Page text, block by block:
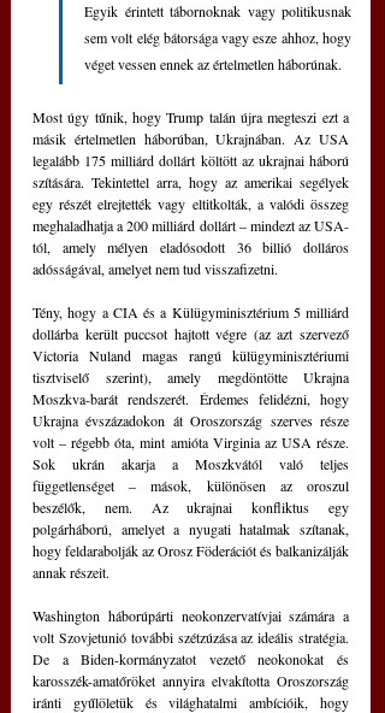
Egyik érintett tábornoknak vagy politikusnak
sem volt elég bátorsága vagy esze ahhoz, hogy
véget vessen ennek az értelmetlen háborúnak.
Most úgy tűnik, hogy Trump talán újra megteszi ezt a
másik értelmetlen háborúban, Ukrajnában. Az USA
legalább 175 milliárd dollárt költött az ukrajnai háború
szítására. Tekintettel arra, hogy az amerikai segélyek
egy részét elrejtették vagy eltitkolták, a valódi összeg
meghaladhatja a 200 milliárd dollárt – mindezt az USA-
tól, amely mélyen eladósodott 36 billió dolláros
adósságával, amelyet nem tud visszafizetni.
Tény, hogy a CIA és a Külügyminisztérium 5 milliárd
dollárba került puccsot hajtott végre (az azt szervező
Victoria Nuland magas rangú külügyminisztériumi
tisztviselő szerint), amely megdöntötte Ukrajna
Moszkva-barát rendszerét. Érdemes felidézni, hogy
Ukrajna évszázadokon át Oroszország szerves része
volt – régebb óta, mint amióta Virginia az USA része.
Sok ukrán akarja a Moszkvától való teljes
függetlenséget – mások, különösen az oroszul
beszélők, nem. Az ukrajnai konfliktus egy
polgárháború, amelyet a nyugati hatalmak szítanak,
hogy feldarabolják az Orosz Föderációt és balkanizálják
annak részeit.
Washington háborúpárti neokonzervatívjai számára a
volt Szovjetunió további szétzúzása az ideális stratégia.
De a Biden-kormányzatot vezető neokonokat és
karosszék-amatőröket annyira elvakította Oroszország
iránti gyűlöletük és világhatalmi ambícióik, hogy